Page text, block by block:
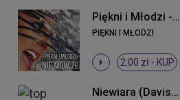
Piękni i Młodzi - Nie mów że (Radio Edit)
PIĘKNI I MŁODZI
2.00 zł - KUP
Niewiara (Davis Remix)